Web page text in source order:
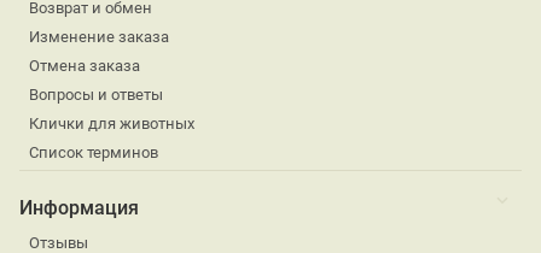
Возврат и обмен
Изменение заказа
Отмена заказа
Вопросы и ответы
Клички для животных
Список терминов
Информация
Отзывы